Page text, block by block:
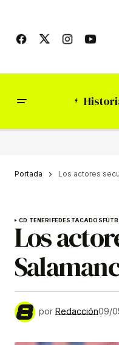
Portada Los actores
CD TENERIFEDESTACADOS
Los
por Redacción09/